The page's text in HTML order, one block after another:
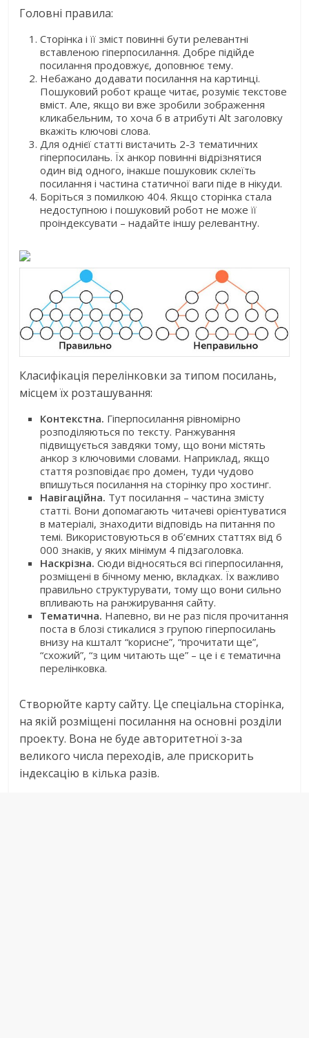
Головні правила:
Сторінка і її зміст повинні бути релевантні
вставленою гіперпосилання. Добре підійде
посилання продовжує, доповнює тему.
Небажано додавати посилання на картинці.
Пошуковий робот краще читає, розуміє текстове
вміст. Але, якщо ви вже зробили зображення
кликабельним, то хоча б в атрибуті Alt заголовку
вкажіть ключові слова.
Для однієї статті вистачить 2-3 тематичних
гіперпосилань. Їх анкор повинні відрізнятися
один від одного, інакше пошуковик склеїть
посилання і частина статичної ваги піде в нікуди.
Боріться з помилкою 404. Якщо сторінка стала
недоступною і пошуковий робот не може її
проіндексувати – надайте іншу релевантну.
Класифікація перелінковки за типом посилань,
місцем їх розташування:
Контекстна. Гіперпосилання рівномірно
розподіляються по тексту. Ранжування
підвищується завдяки тому, що вони містять
анкор з ключовими словами. Наприклад, якщо
стаття розповідає про домен, туди чудово
впишуться посилання на сторінку про хостинг.
Навігаційна. Тут посилання – частина змісту
статті. Вони допомагають читачеві орієнтуватися
в матеріалі, знаходити відповідь на питання по
темі. Використовуються в об’ємних статтях від 6
000 знаків, у яких мінімум 4 підзаголовка.
Наскрізна.Сюди відносяться всі гіперпосилання,
розміщені в бічному меню, вкладках. Їх важливо
правильно структурувати, тому що вони сильно
впливають на ранжирування сайту.
Тематична. Напевно, ви не раз після прочитання
поста в блозі стикалися з групою гіперпосилань
внизу на кшталт “корисне”, “прочитати ще”,
“схожий”, “з цим читають ще” – це і є тематична
перелінковка.
Створюйте карту сайту. Це спеціальна сторінка,
на якій розміщені посилання на основні розділи
проекту. Вона не буде авторитетної з-за
великого числа переходів, але прискорить
індексацію в кілька разів.